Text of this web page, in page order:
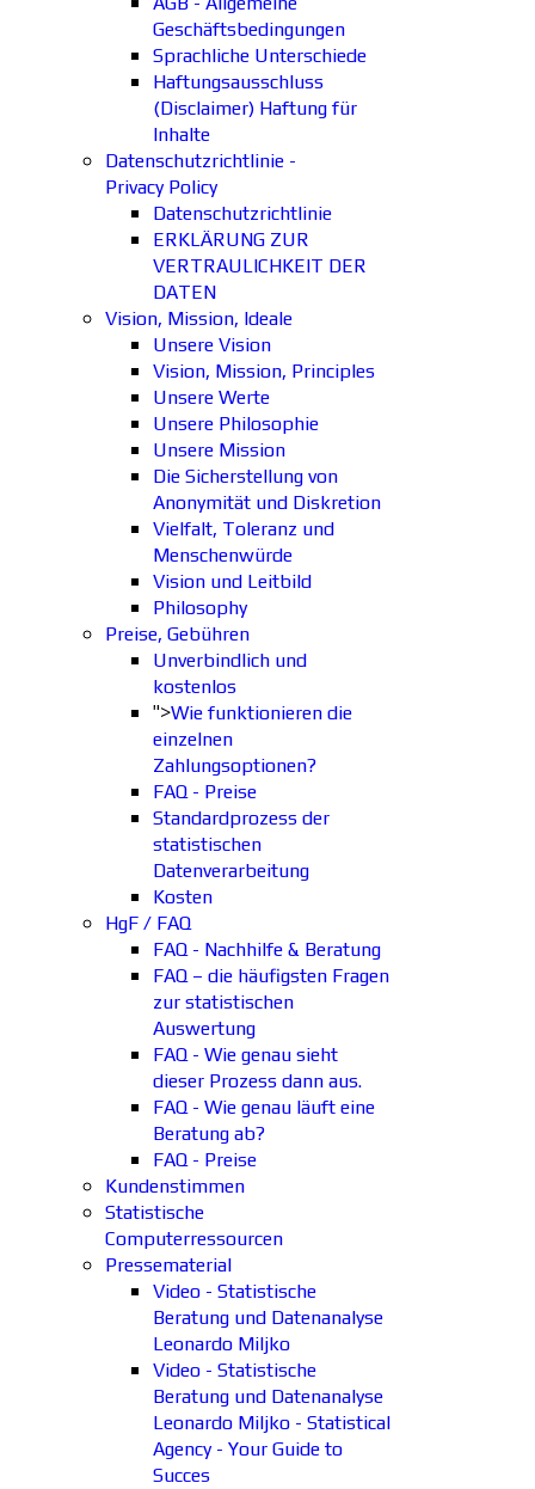
Geschäftsbedingungen
Sprachliche Unterschiede
Haftungsausschluss
(Disclaimer) Haftung für
Inhalte
Datenschutzrichtlinie -
Privacy Policy
Datenschutzrichtlinie
ERKLÄRUNG ZUR
VERTRAULICHKEIT DER
DATEN
Vision, Mission, Ideale
Unsere Vision
Vision, Mission, Principles
Unsere Werte
Unsere Philosophie
Unsere Mission
Die Sicherstellung von
Anonymität und Diskretion
Vielfalt, Toleranz und
Menschenwürde
Vision und Leitbild
Philosophy
Preise, Gebühren
Unverbindlich und
kostenlos
">Wie funktionieren die
einzelnen
Zahlungsoptionen?
FAQ - Preise
Standardprozess der
statistischen
Datenverarbeitung
Kosten
HgF / FAQ
FAQ - Nachhilfe & Beratung
FAQ – die häufigsten Fragen
zur statistischen
Auswertung
FAQ - Wie genau sieht
dieser Prozess dann aus.
FAQ - Wie genau läuft eine
Beratung ab?
FAQ - Preise
Kundenstimmen
Statistische
Computerressourcen
Pressematerial
Video - Statistische
Beratung und Datenanalyse
Leonardo Miljko
Video - Statistische
Beratung und Datenanalyse
Leonardo Miljko - Statistical
Agency - Your Guide to
Succes